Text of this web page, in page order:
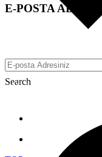
Search
E-POSTA
EFS üzerinden tüm
Made with ♥ by